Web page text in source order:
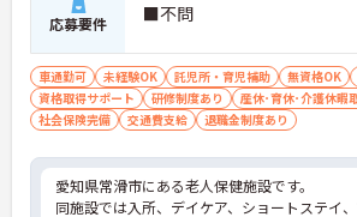
応募要件 ■不問
車通勤可 未経験OK 託児所・育児補助 無資格OK
資格取得サポート
研修制度あり 産休･育休･介護休暇
社会保険完備
交通費支給 退職金制度あり
愛知県常滑市にある老人保健施設です。
同施設では入所、デイケア、ショートステイ